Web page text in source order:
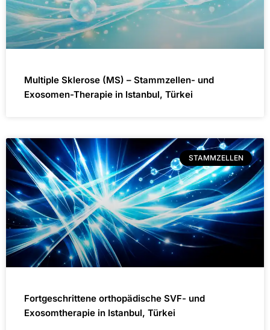
Multiple Sklerose (MS) – Stammzellen- und
Exosomen-Therapie in Istanbul, Türkei
STAMMZELLEN
Fortgeschrittene orthopädische SVF- und
Exosomtherapie in Istanbul, Türkei